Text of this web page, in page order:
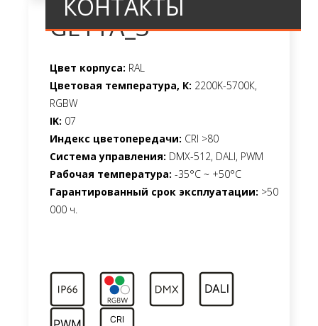
КОНТАКТЫ
GETTA_3
Цвет корпуса: RAL
Цветовая температура, К: 2200K-5700К,
RGBW
IK: 07
Индекс цветопередачи: CRI >80
Система управления: DMX-512, DALI, PWM
Рабочая температура: -35°C ~ +50°C
Гарантированный срок эксплуатации: >50
000 ч.